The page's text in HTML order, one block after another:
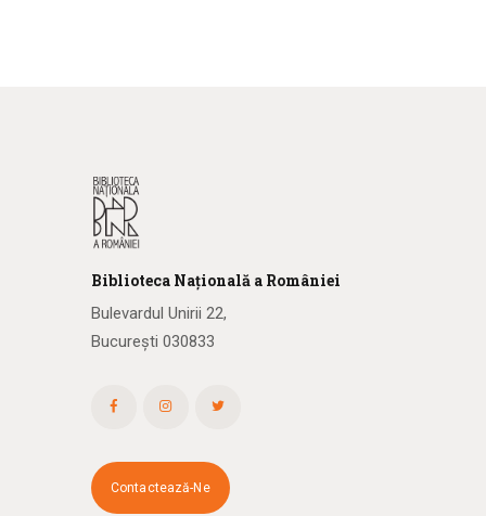
Biblioteca Națională a României
Bulevardul Unirii 22,
București 030833
Contactează-Ne